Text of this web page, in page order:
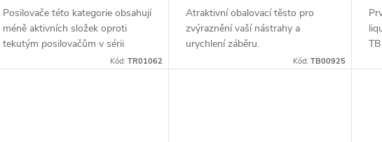
Posilovače této kategorie obsahují
méně aktivních složek oproti
tekutým posilovačům v sérii
Aromatix, aktivátorům Gold a
Kód: TR01062
Atraktivní obalovací těsto pro
zvýraznění vaší nástrahy a
urychlení záběru.
Kód: TB00925